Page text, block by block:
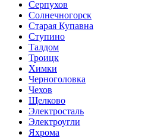
Серпухов
Солнечногорск
Старая Купавна
Ступино
Талдом
Троицк
Химки
Черноголовка
Чехов
Щелково
Электросталь
Электроугли
Яхрома